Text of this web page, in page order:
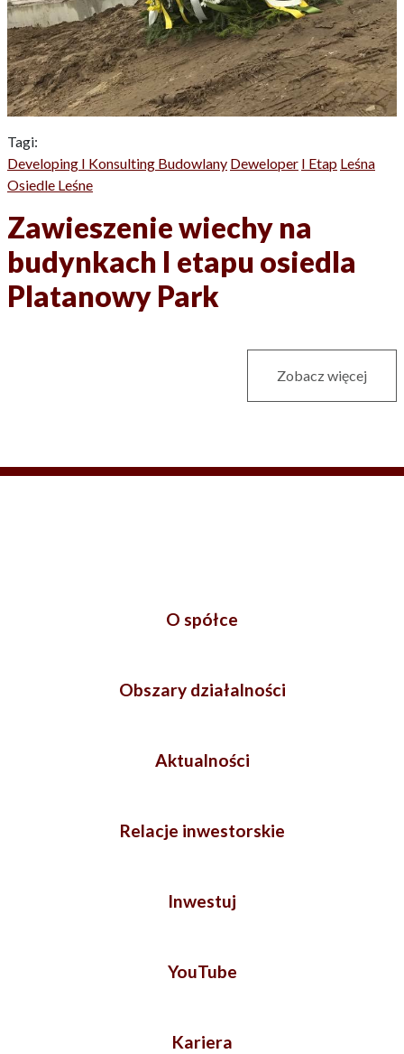
Tagi:
Developing I Konsulting Budowlany Deweloper I Etap Leśna
Osiedle Leśne
Zawieszenie wiechy na
budynkach I etapu osiedla
Platanowy Park
Zobacz więcej
O spółce
Obszary działalności
Aktualności
Relacje inwestorskie
Inwestuj
YouTube
Kariera